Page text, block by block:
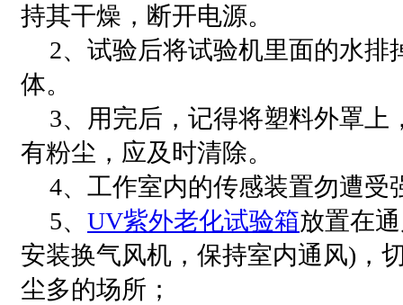
持其干燥，断开电源。
2、试验后将试验机里面的水排
体。
3、用完后，记得将塑料外罩上
有粉尘，应及时清除。
4、工作室内的传感装置勿遭受
5、 UV紫外老化试验箱放置在
安装换气风机，保持室内通风)，
尘多的场所；